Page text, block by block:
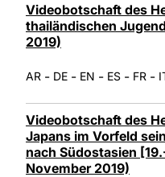
Videobotschaft des
thailändischen
2019)
AR - DE - EN - ES - FR -
Videobotschaft des
Japans im Vorfeld
nach Südostasien
November 2019)